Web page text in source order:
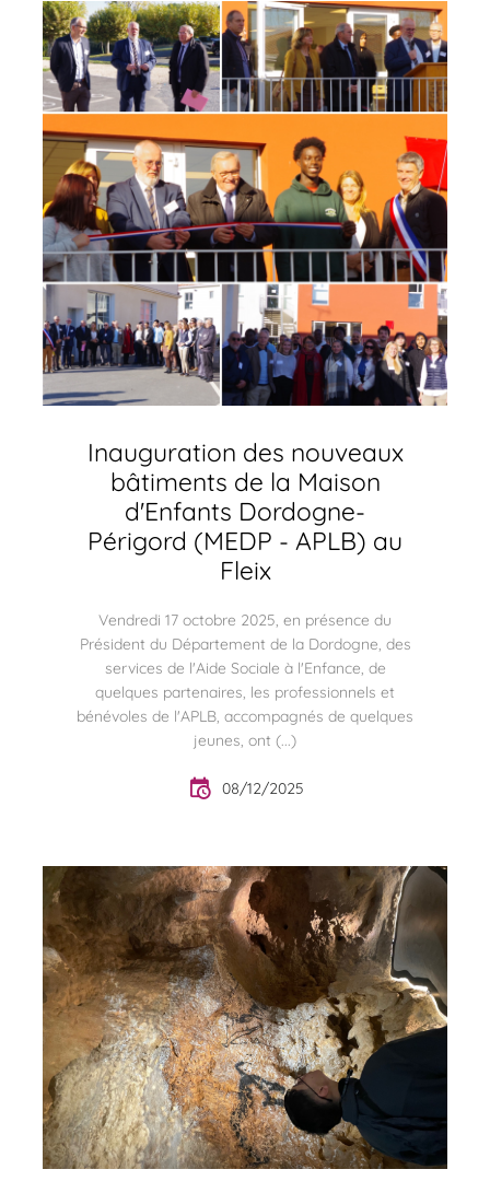
Inauguration des nouveaux
bâtiments de la Maison
d'Enfants Dordogne-
Périgord (MEDP - APLB) au
Fleix
Vendredi 17 octobre 2025, en présence du
Président du Département de la Dordogne, des
services de l'Aide Sociale à l'Enfance, de
quelques partenaires, les professionnels et
bénévoles de l'APLB, accompagnés de quelques
jeunes, ont (...)
08/12/2025